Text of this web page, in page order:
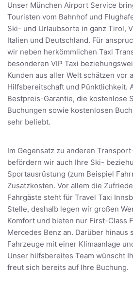
Unser München Airport Service
Touristen vom Bahnhof und
Ski- und Urlaubsorte in ganz Tirol,
Italien und Deutschland. Für
wir neben herkömmlichen Taxi
besonderen VIP Taxi
Kunden aus aller Welt schätzen vor
Hilfsbereitschaft und Pünktlichkeit.
Bestpreis-Garantie, die kostenlose
Buchungen sowie kostenlosen
sehr beliebt.
Im Gegensatz zu anderen
befördern wir auch Ihre Ski-
Sportausrüstung (zum Beispiel
Zusatzkosten. Vor allem die
Fahrgäste steht für Travel Taxi
Stelle, deshalb legen wir großen
Komfort und bieten nur First-Class
Mercedes Benz an. Darüber hinaus
Fahrzeuge mit einer Klimaanlage
Unser hilfsbereites Team wünscht
freut sich bereits auf Ihre Buchung.